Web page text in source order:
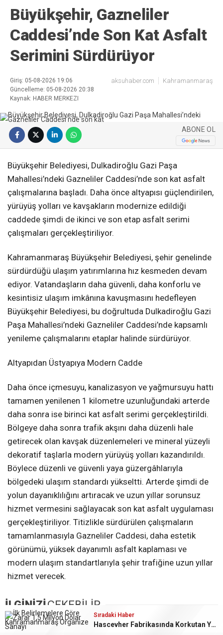
Sıradaki Haber
Vali Ünlüer ve Başkan Görgel’den Vakıflar Genel Müdürlüğü’ne ziyaret
Sıradaki Haber
Büyükşehir, Gazneliler Caddesi’nde Son Kat Asfalt Serimini Sürdürüyor
Büyükşehir, Gazneliler
Caddesi’nde Son Kat Asfalt
Serimini Sürdürüyor
Giriş: 05-08-2026 19:06
Güncelleme: 05-08-2026 20:38
Kaynak: HABER MERKEZI
aksuhaber.com Kahramanmaraş
ABONE OL
Büyükşehir Belediyesi, Dulkadiroğlu Gazi Paşa
Mahallesi’ndeki Gazneliler Caddesi’nde son kat asfalt
çalışmalarına başladı. Daha önce altyapısı güçlendirilen,
yürüyüş yolları ve kavşakların modernize edildiği
caddede şimdi de ikinci ve son etap asfalt serimi
çalışmaları gerçekleştiriliyor.
Kahramanmaraş Büyükşehir Belediyesi, şehir genelinde
sürdürdüğü ulaşım yatırımlarına hız kesmeden devam
ediyor. Vatandaşların daha güvenli, daha konforlu ve
kesintisiz ulaşım imkânına kavuşmasını hedefleyen
Büyükşehir Belediyesi, bu doğrultuda Dulkadiroğlu Gazi
Paşa Mahallesi’ndeki Gazneliler Caddesi’nde kapsamlı
yenileme çalışmalarını etaplar halinde sürdürüyor.
Altyapıdan Üstyapıya Modern Cadde
Daha önce içmesuyu, kanalizasyon ve yağmursuyu hattı
tamamen yenilenen 1 kilometre uzunluğundaki arterde
daha sonra ise birinci kat asfalt serimi gerçekleştirildi.
Bölgeye daha sonra trafik akşını daha düzenli hale
getirecek olan kavşak düzenlemeleri ve mineral yüzeyli
dekoratif taşlarla modern yürüyüş yolları kazandırıldı.
Böylece düzenli ve güvenli yaya güzergâhlarıyla
bölgedeki ulaşım standardı yükseltti. Arterde şimdi de
yolun dayanıklılığını artıracak ve uzun yıllar sorunsuz
hizmet vermesini sağlayacak son kat asfalt uygulaması
gerçekleştiriliyor. Titizlikle sürdürülen çalışmaların
tamamlanmasıyla Gazneliler Caddesi, daha estetik
görünümü, yüksek dayanımlı asfalt kaplaması ve
modern ulaşım standartlarıyla şehir trafiğine uzun yıllar
hizmet verecek.
İLGİNİZİÇEKEBİLİR
Sıradaki Haber
Hascevher Fabrikasında Korkutan Yangın